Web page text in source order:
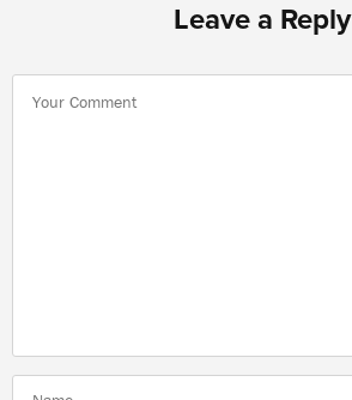
Leave a Reply